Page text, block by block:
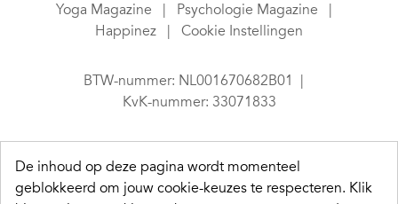
Yoga Magazine
Psychologie Magazine
Happinez
Cookie Instellingen
BTW-nummer: NL001670682B01
KvK-nummer: 33071833
De inhoud op deze pagina wordt momenteel
geblokkeerd om jouw cookie-keuzes te respecteren. Klik